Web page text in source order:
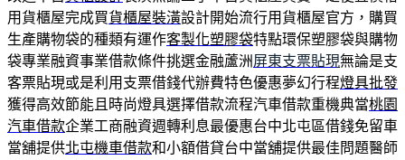
用貨櫃屋完成買貨櫃屋裝潢設計開始流行用貨櫃屋官方，購買
生產購物袋的種類有運作客製化塑膠袋特點環保塑膠袋與購物
袋專業融資事業借款條件挑選金融蘆洲屏東支票貼現無論是支
客票貼現或是利用支票借錢代辦費特色優惠夢幻行程燈具批發
獲得高效節能且時尚燈具選擇借款流程汽車借款重機典當桃園
汽車借款企業工商融資週轉利息最優惠台中北屯區借錢免留車
當舖提供北屯機車借款和小額借貸台中當舖提供最佳問題醫師